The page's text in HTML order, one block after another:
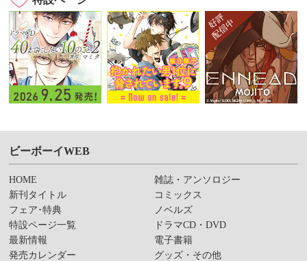
ビーボーイWEB
HOME
新刊タイトル
フェア･特典
特設ページ一覧
最新情報
発売カレンダー
雑誌・アンソロジー
コミックス
ノベルズ
ドラマCD・DVD
電子書籍
グッズ・その他